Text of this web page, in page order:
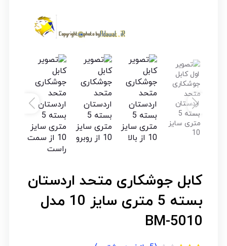
کابل جوشکاری متحد اردستان
بسته 5 متری سایز 10 مدل
BM-5010